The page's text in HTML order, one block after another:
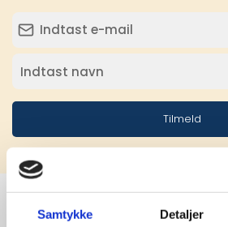
Samtykke Detaljer
Tilmeld